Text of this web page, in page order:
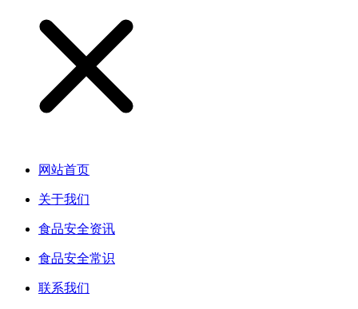
网站首页
关于我们
食品安全资讯
食品安全常识
联系我们